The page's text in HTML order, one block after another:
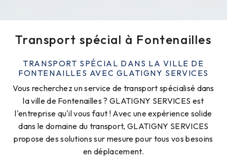
Transport spécial à Fontenailles
TRANSPORT SPÉCIAL DANS LA VILLE DE
FONTENAILLES AVEC GLATIGNY SERVICES
Vous recherchez un service de transport spécialisé dans
la ville de Fontenailles ? GLATIGNY SERVICES est
l'entreprise qu'il vous faut ! Avec une expérience solide
dans le domaine du transport, GLATIGNY SERVICES
propose des solutions sur mesure pour tous vos besoins
en déplacement.